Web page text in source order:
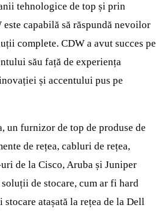
tehnologice de top și prin
capabilă să răspundă nevoilor
complete. CDW a avut succes pe
său față de experiența
și accentului pus pe
un furnizor de top de produse de
de rețea, cabluri de rețea,
de la Cisco, Aruba și Juniper
de stocare, cum ar fi hard
atașată la rețea de la Dell